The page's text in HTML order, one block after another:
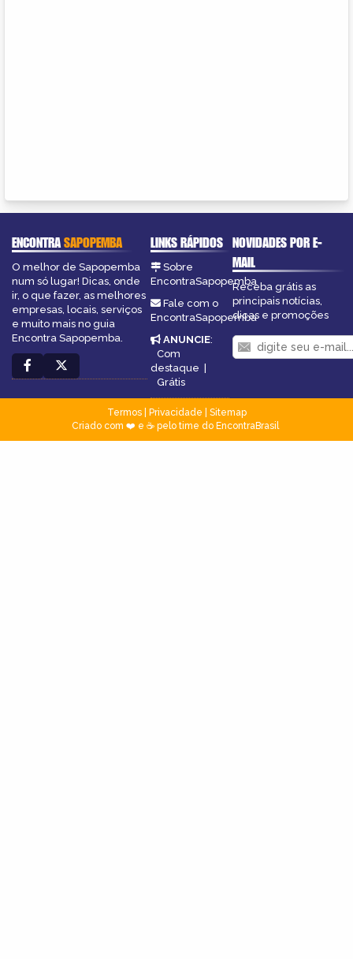
ENCONTRASAPOPEMBA
O melhor de Sapopemba
num só lugar! Dicas, onde
ir, o que fazer, as melhores
empresas, locais, serviços
e muito mais no guia
Encontra Sapopemba.
LINKS RÁPIDOS
Sobre
EncontraSapopemba
Fale com o
EncontraSapopemba
ANUNCIE:
Com
destaque |
Grátis
NOVIDADES POR E-
MAIL
Receba grátis as
principais notícias,
dicas e promoções
Termos| Privacidade
Sitemap
Criado com ❤️ e ☕ pelo time do EncontraBrasil